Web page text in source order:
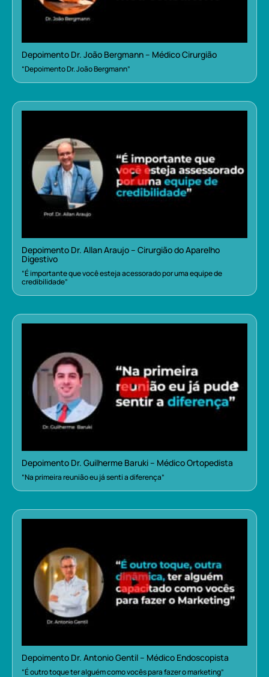
Depoimento Dr. João Bergmann – Médico Cirurgião
“Depoimento Dr. João Bergmann”
Depoimento Dr. Allan Araujo – Cirurgião do Aparelho
Digestivo
“É importante que você esteja acessorado por uma equipe de
credibilidade”
Depoimento Dr. Guilherme Baruki – Médico Ortopedista
“Na primeira reunião eu já senti a diferença”
Depoimento Dr. Antonio Gentil – Médico Endoscopista
“É outro toque ter alguém como vocês para fazer o marketing”